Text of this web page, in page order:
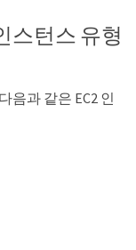
스턴스 유형
음과 같은 EC2 인